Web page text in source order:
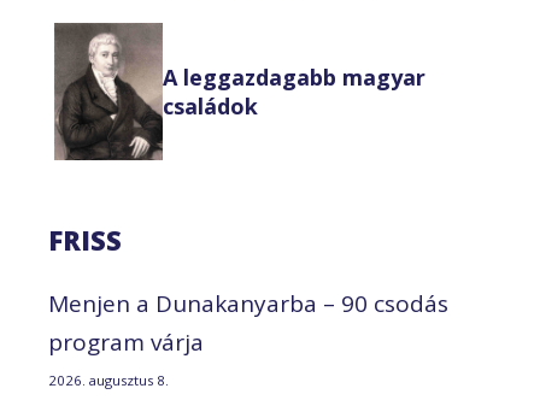
A leggazdagabb magyar
családok
FRISS
Menjen a Dunakanyarba – 90 csodás
program várja
2026. augusztus 8.